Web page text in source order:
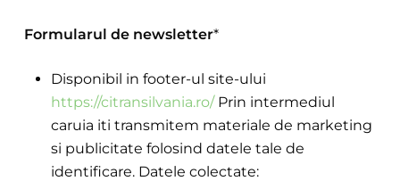
Formularul de newsletter*
Disponibil in footer-ul site-ului
https://citransilvania.ro/Prin intermediul
caruia iti transmitem materiale de marketing
si publicitate folosind datele tale de
identificare. Datele colectate: